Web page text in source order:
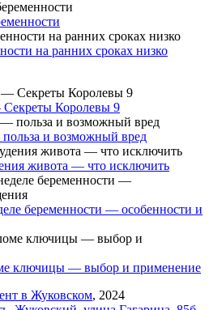
на ранних сроках низко
Королевы 9
и возможный вред
живота — что исключить
беременности — особенности и
ключицы — выбор и применение
в Жуковском, 2024